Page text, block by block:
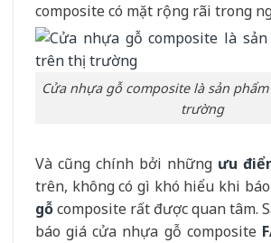
composite có mặt rộng rãi trong
Cửa nhựa gỗ composite là sản
trường
Và cũng chính bởi những ưu
trên, không có gì khó hiểu khi
gỗcomposite rất được quan tâm.
báo giá cửa nhựa gỗ composite